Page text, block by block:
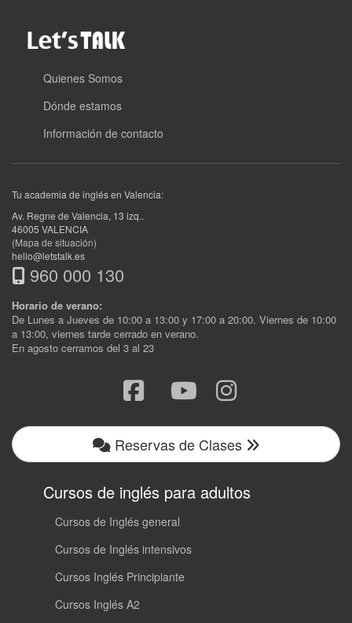
Quienes Somos
Dónde estamos
Información de contacto
Tu academia de inglés en Valencia:
Av. Regne de Valencia, 13 izq..
46005 VALENCIA
(Mapa de situación)
hello@letstalk.es
960 000 130
Horario de verano:
De Lunes a Jueves de 10:00 a 13:00 y 17:00 a 20:00. Viernes de 10:00
a 13:00, viernes tarde cerrado en verano.
En agosto cerramos del 3 al 23
Reservas de Clases
Cursos de inglés para adultos
Cursos de Inglés general
Cursos de Inglés intensivos
Cursos Inglés Principiante
Cursos Inglés A2